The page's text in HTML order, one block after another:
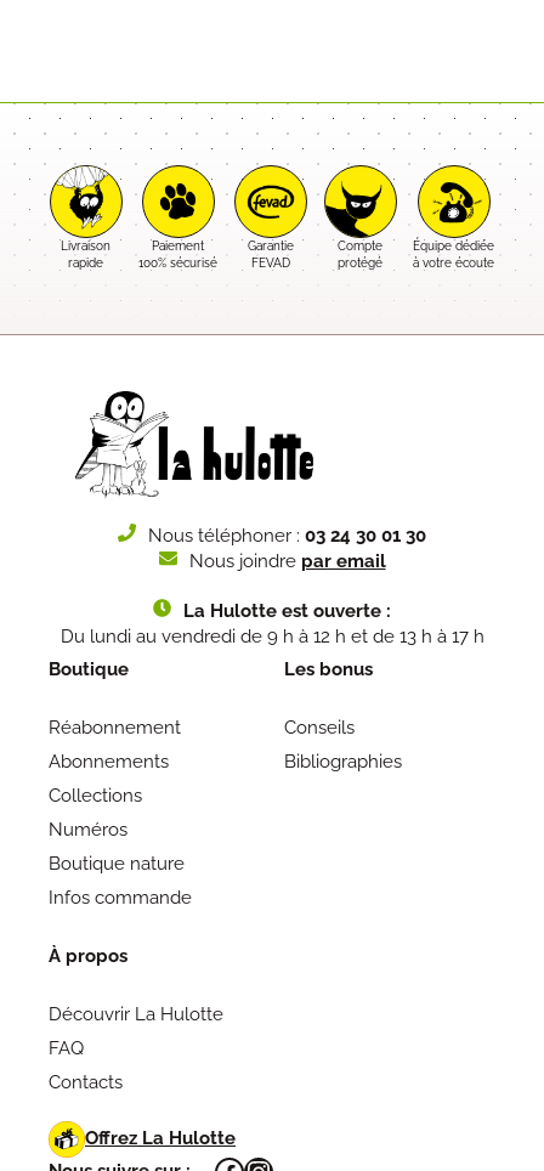
Livraison
rapide
Paiement
100% sécurisé
Garantie
FEVAD
Compte
protégé
Équipe dédiée
à votre écoute
Nous téléphoner : 03 24 30 01 30
Nous joindre par email
La Hulotte est ouverte :
Du lundi au vendredi de 9 h à 12 h et de 13 h à 17 h
Boutique
Réabonnement
Abonnements
Collections
Numéros
Boutique nature
Infos commande
Les bonus
Conseils
Bibliographies
À propos
Découvrir La Hulotte
FAQ
Contacts
Offrez La Hulotte